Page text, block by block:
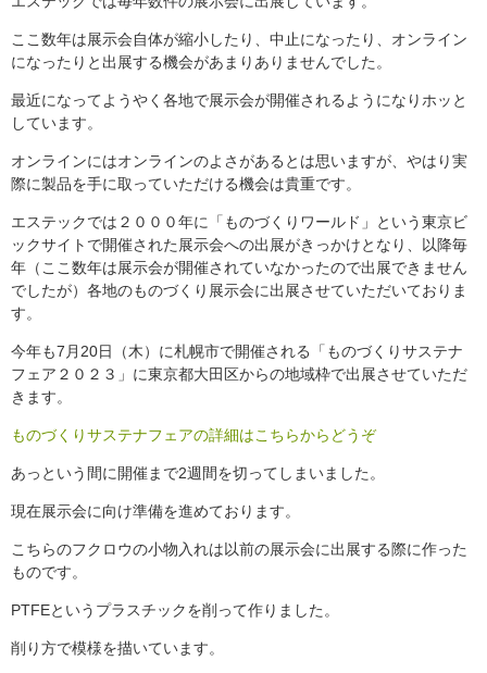
ここ数年は展示会自体が縮小したり、中止になったり、オンライン
になったりと出展する機会があまりありませんでした。
最近になってようやく各地で展示会が開催されるようになりホッと
しています。
オンラインにはオンラインのよさがあるとは思いますが、やはり実
際に製品を手に取っていただける機会は貴重です。
エステックでは２０００年に「ものづくりワールド」という東京ビ
ックサイトで開催された展示会への出展がきっかけとなり、以降毎
年（ここ数年は展示会が開催されていなかったので出展できません
でしたが）各地のものづくり展示会に出展させていただいておりま
す。
今年も7月20日（木）に札幌市で開催される「ものづくりサステナ
フェア２０２３」に東京都大田区からの地域枠で出展させていただ
きます。
ものづくりサステナフェアの詳細はこちらからどうぞ
あっという間に開催まで2週間を切ってしまいました。
現在展示会に向け準備を進めております。
こちらのフクロウの小物入れは以前の展示会に出展する際に作った
ものです。
PTFEというプラスチックを削って作りました。
削り方で模様を描いています。